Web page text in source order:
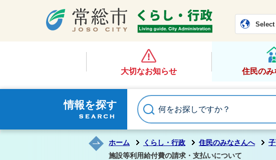
大切なお知らせ 住民のみ
情報を探す
ホーム くらし・行政 住民のみなさんへ
施設等利用給付費の請求・支払いについて